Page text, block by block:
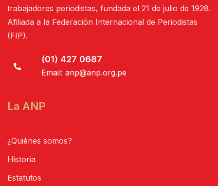
trabajadores periodistas, fundada el 21 de julio de 1928.
Afiliada a la Federación Internacional de Periodistas
(FIP).
(01) 427 0687
Email: anp@anp.org.pe
La ANP
¿Quiénes somos?
Historia
Estatutos